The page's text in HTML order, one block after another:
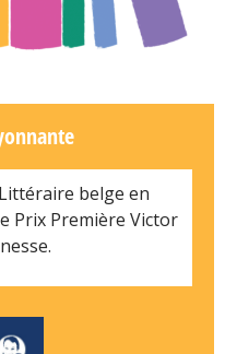
belge en
Prix Première Victor